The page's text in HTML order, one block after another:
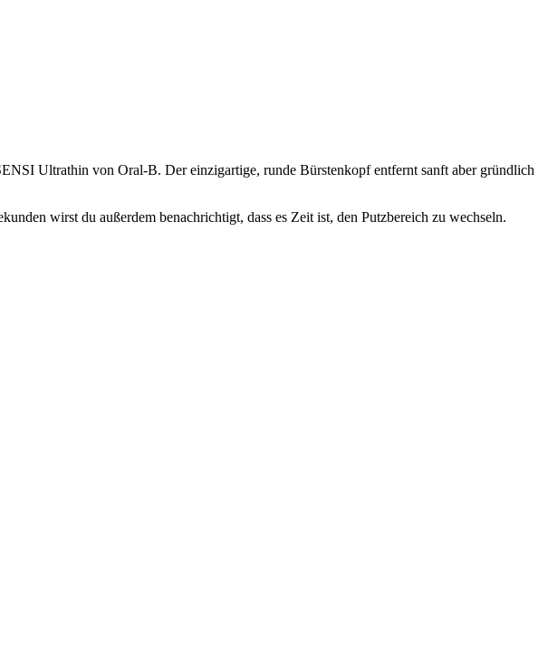
Ultrathin von Oral-B. Der einzigartige, runde Bürstenkopf entfernt sanft aber gründlich
wirst du außerdem benachrichtigt, dass es Zeit ist, den Putzbereich zu wechseln.